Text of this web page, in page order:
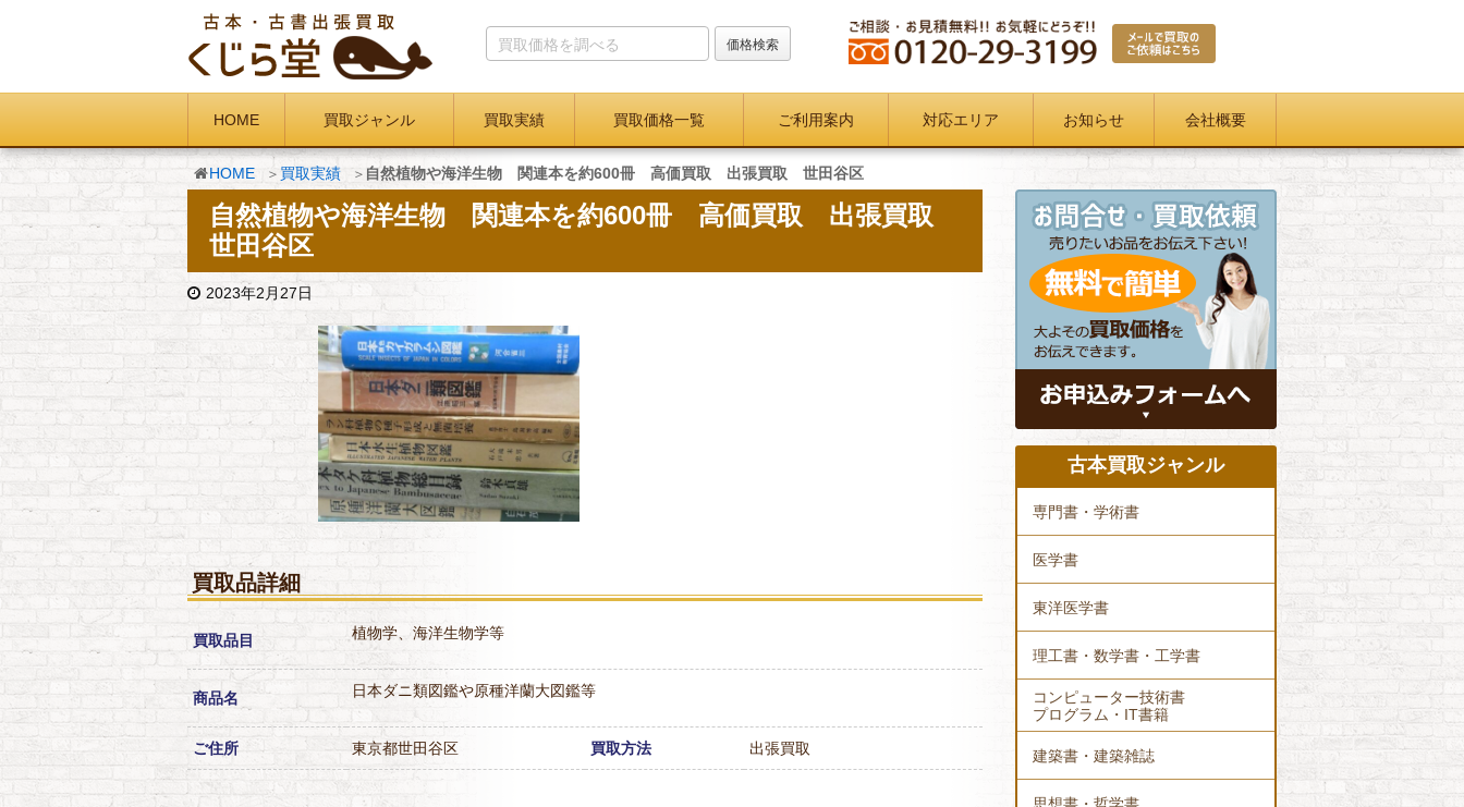
HOME 買取ジャンル 買取実績 買取価格一覧 ご利用案内 対応エリア お知らせ 会社概要
HOME 買取実績 自然植物や海洋生物 関連本を約600冊 高価買取 出張買取 世田谷区
自然植物や海洋生物 関連本を約600冊 高価買取 出張買取
世田谷区
2023年2月27日
買取品詳細
買取品目 植物学、海洋生物学等
商品名 日本ダニ類図鑑や原種洋蘭大図鑑等
ご住所 東京都世田谷区 買取方法 出張買取
古本買取ジャンル
専門書・学術書
医学書
東洋医学書
理工書・数学書・工学書
コンピューター技術書
プログラム・IT書籍
建築書・建築雑誌